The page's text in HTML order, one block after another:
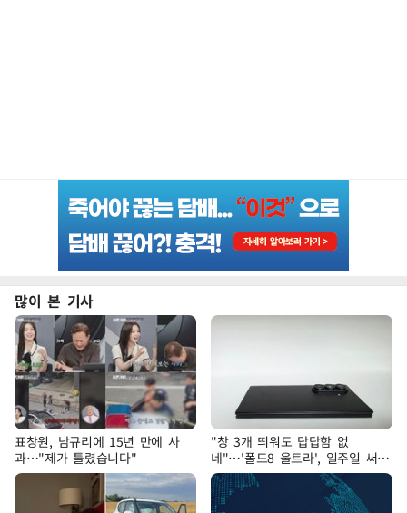
많이 본 기사
표창원, 남규리에 15년 만에 사
과…"제가 틀렸습니다"
"창 3개 띄워도 답답함 없
네"…'폴드8 울트라', 일주일 써보
니